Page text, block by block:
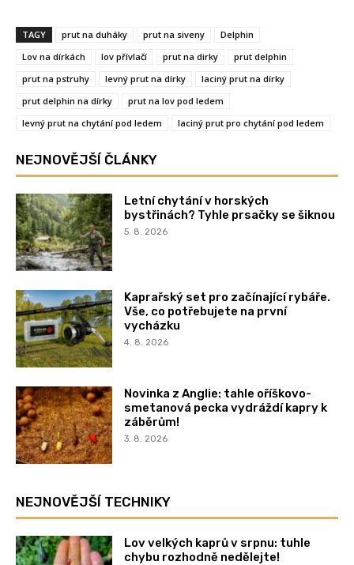
TAGY prut na duháky prut na siveny
Delphin
Lov na dírkách
lov přívlačí prut na dirky
prut delphin
prut na pstruhy
levný prut na dírky
laciný prut na dírky
prut delphin na dírky
prut na lov pod ledem
levný prut na chytání pod ledem
laciný prut pro chytání pod ledem
NEJNOVĚJŠÍ ČLÁNKY
Letní chytání v horských
bystřinách? Tyhle prsačky se šiknou
5. 8. 2026
Kaprařský set pro začínající rybáře.
Vše, co potřebujete na první
vycházku
4. 8. 2026
Novinka z Anglie: tahle oříškovo-
smetanová pecka vydráždí kapry k
záběrům!
3. 8. 2026
NEJNOVĚJŠÍ TECHNIKY
Lov velkých kaprů v srpnu: tuhle
chybu rozhodně nedělejte!